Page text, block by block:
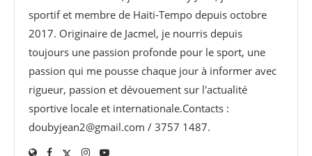
sportif et membre de Haiti-Tempo depuis octobre
2017. Originaire de Jacmel, je nourris depuis
toujours une passion profonde pour le sport, une
passion qui me pousse chaque jour à informer avec
rigueur, passion et dévouement sur l'actualité
sportive locale et internationale.Contacts :
doubyjean2@gmail.com / 3757 1487.